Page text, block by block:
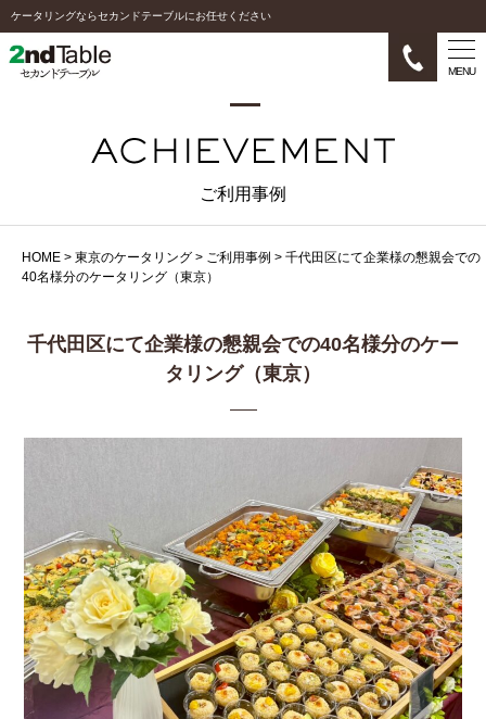
ケータリングならセカンドテーブルにお任せください
MENU
ご利用事例
HOME > 東京のケータリング > ご利用事例 > 千代田区にて企業様の懇親会での
40名様分のケータリング（東京）
千代田区にて企業様の懇親会での40名様分のケー
タリング（東京）